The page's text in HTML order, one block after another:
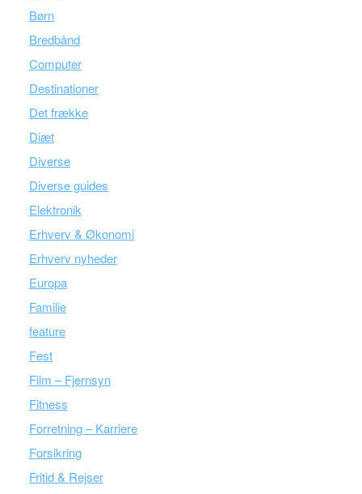
Børn
Bredbånd
Computer
Destinationer
Det frække
Diæt
Diverse
Diverse guides
Elektronik
Erhverv & Økonomi
Erhverv nyheder
Europa
Familie
feature
Fest
Film – Fjernsyn
Fitness
Forretning – Karriere
Forsikring
Fritid & Rejser